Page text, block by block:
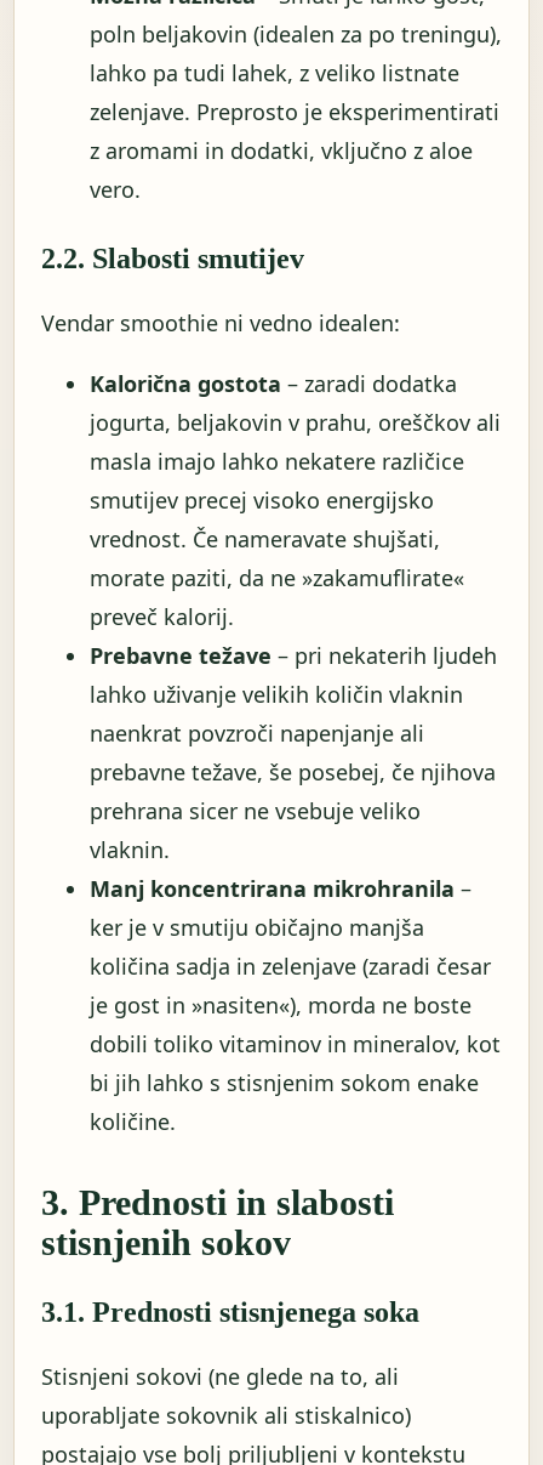
poln beljakovin (idealen za po treningu),
lahko pa tudi lahek, z veliko listnate
zelenjave. Preprosto je eksperimentirati
z aromami in dodatki, vključno z aloe
vero.
2.2. Slabosti smutijev
Vendar smoothie ni vedno idealen:
Kalorična gostota – zaradi dodatka
jogurta, beljakovin v prahu, oreščkov ali
masla imajo lahko nekatere različice
smutijev precej visoko energijsko
vrednost. Če nameravate shujšati,
morate paziti, da ne »zakamuflirate«
preveč kalorij.
Prebavne težave – pri nekaterih ljudeh
lahko uživanje velikih količin vlaknin
naenkrat povzroči napenjanje ali
prebavne težave, še posebej, če njihova
prehrana sicer ne vsebuje veliko
vlaknin.
Manj koncentrirana mikrohranila –
ker je v smutiju običajno manjša
količina sadja in zelenjave (zaradi česar
je gost in »nasiten«), morda ne boste
dobili toliko vitaminov in mineralov, kot
bi jih lahko s stisnjenim sokom enake
količine.
3. Prednosti in slabosti
stisnjenih sokov
3.1. Prednosti stisnjenega soka
Stisnjeni sokovi (ne glede na to, ali
uporabljate sokovnik ali stiskalnico)
postajajo vse bolj priljubljeni v kontekstu